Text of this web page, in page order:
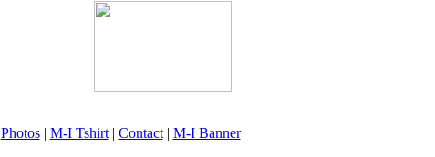
Photos| M-I Tshirt| Contact| M-I Banner